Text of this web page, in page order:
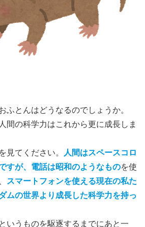
ふとんはどうなるのでしょうか。
間の科学力はこれから更に成長しま
見てください。
人間はスペースコロ
すが、 電話は昭和のようなものを使
スマートフォンを使える現在の私た
ムの世界より成長した科学力を持っ
いうものを駆逐するまでにあと一